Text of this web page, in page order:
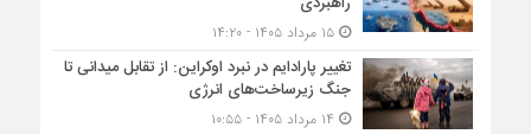
۱۵ مرداد ۱۴۰۵ - ۱۴:۲۰
تغییر پارادایم در نبرد اوکراین: از تقابل میدانی تا
جنگ زیرساخت‌های انرژی